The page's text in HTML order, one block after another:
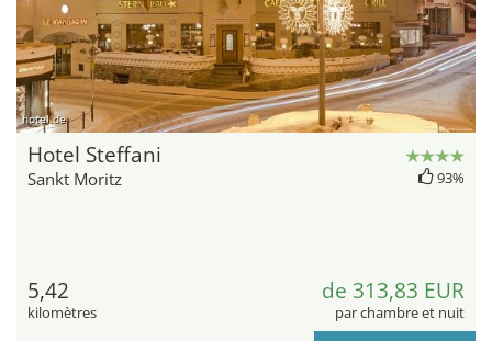
hotel.de
Hotel Steffani
Sankt Moritz 93%
5,42
kilomètres
de 313,83 EUR
par chambre et nuit